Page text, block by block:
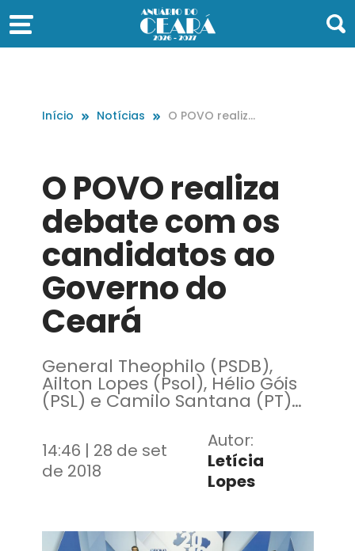
Início Notícias
O POVO realiza
ará
O POVO realiza
debate com os
candidatos ao
Governo do
Ceará
General Theophilo (PSDB),
Ailton Lopes (Psol), Hélio Góis
(PSL) e Camilo Santana (PT)
estiveram presentes
14:46 | 28 de set
de 2018
Autor:
Letícia
Lopes